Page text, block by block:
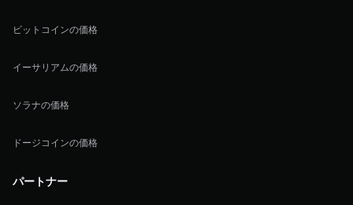
ビットコインの価格
イーサリアムの価格
ソラナの価格
ドージコインの価格
パートナー